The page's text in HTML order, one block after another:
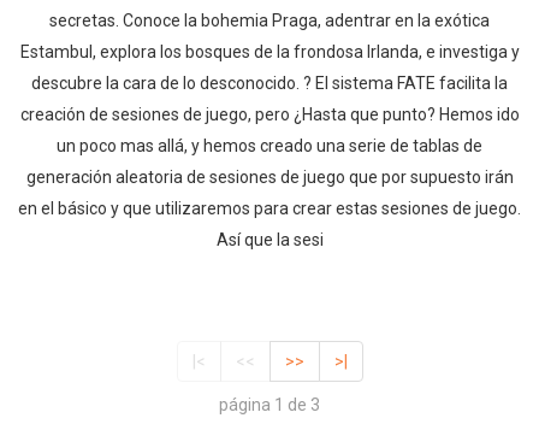
secretas. Conoce la bohemia Praga, adentrar en la exótica
Estambul, explora los bosques de la frondosa Irlanda, e investiga y
descubre la cara de lo desconocido. ? El sistema FATE facilita la
creación de sesiones de juego, pero ¿Hasta que punto? Hemos ido
un poco mas allá, y hemos creado una serie de tablas de
generación aleatoria de sesiones de juego que por supuesto irán
en el básico y que utilizaremos para crear estas sesiones de juego.
Así que la sesi
|< << >> >|
página 1 de 3